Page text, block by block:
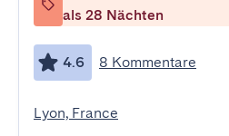
als 28 Nächten
4.6 8 Kommentare
Lyon, France